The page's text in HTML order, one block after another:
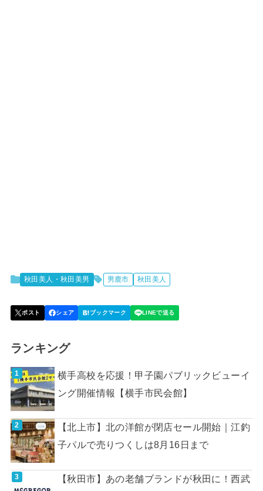
秋田美人・秋田美男 男鹿市 秋田美人
ランキング
横手高校を応援！甲子園パブリックビューイ
ング開催情報【横手市民会館】
【北上市】北の洋館が閉店セール開始｜江釣
子パルで売りつくしは8月16日まで
【秋田市】あの老舗ブランドが秋田に！西武